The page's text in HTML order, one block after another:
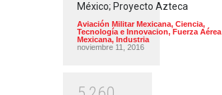
México; Proyecto Azteca
Aviación Militar Mexicana, Ciencia,
Tecnología e Innovacion, Fuerza Aérea
Mexicana, Industria
noviembre 11, 2016